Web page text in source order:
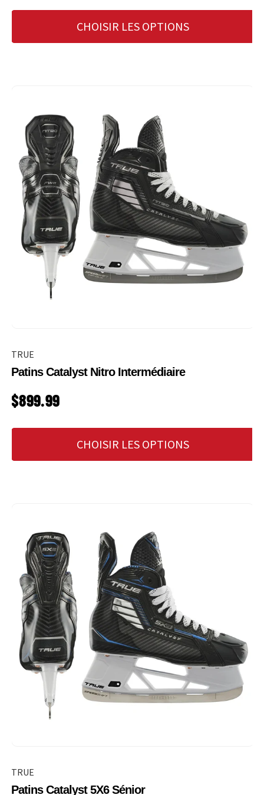
CHOISIR LES OPTIONS
TRUE
Patins Catalyst Nitro Intermédiaire
PRIX HABITUEL
$899.99
CHOISIR LES OPTIONS
TRUE
Patins Catalyst 5X6 Sénior